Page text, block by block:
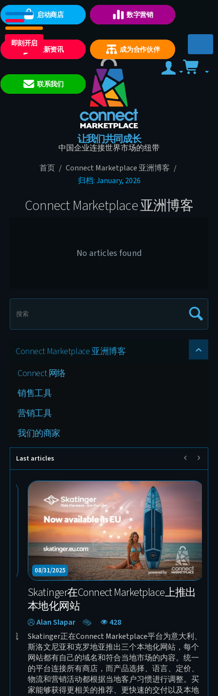
启动商店 数字营销
最新资讯 成为合作伙伴
联系我们
即刻开启
让我们共同成长
中国企业连接世界市场的纽带
首页 / Connect Marketplace 亚洲博客 /
归档: January, 2026
Connect Marketplace 亚洲博客
No articles found
Connect Marketplace 亚洲博客
Connect 网络
销售工具
营销工具
我们的商家
Last articles
10/23/2025
BuckTool——加入 Connect Marketplace 的
全球专业电动工具品牌
Sebastian Wilken
341
BuckTool 是 Connect Marketplace 的新入驻卖家，
也是专注于品质、稳定性和精准度的全球电动工具
制造商。我们为品牌打造了全新的视觉识别系统、
口号 “Get it Done”、专业产品摄影以及完整的现代
化官网。品牌现已全面准备好进入欧洲、美国和中
国市场，并拥有明确的全球扩张战略。